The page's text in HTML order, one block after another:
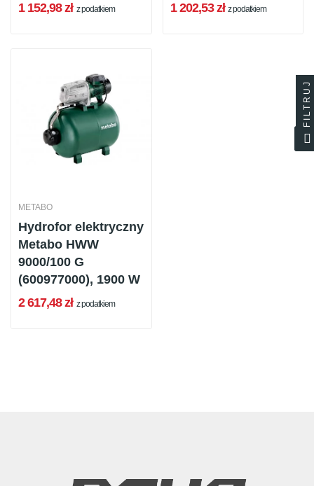
1 152,98 zł z podatkiem
1 202,53 zł z podatkiem
METABO
Hydrofor elektryczny
Metabo HWW
9000/100 G
(600977000), 1900 W
2 617,48 zł z podatkiem
FILTRUJ